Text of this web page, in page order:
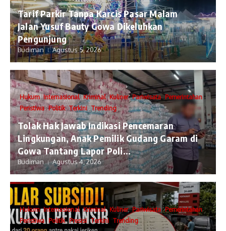
Tarif Parkir Tanpa Karcis Pasar Malam
Jalan Yusuf Bauty Gowa Dikeluhkan
Pengunjung
Budiman Agustus 5, 2026
Hukum Internasional Kriminal Kuliner Pariwisata Pemerintahan
Peristiwa Politik Terkini Trending
Tolak Hak Jawab Indikasi Pencemaran
Lingkungan, Anak Pemilik Gudang Garam di
Gowa Tantang Lapor Poli...
Budiman Agustus 4, 2026
Hukum Internasional Kriminal Kuliner Pariwisata Pemerintahan
Peristiwa Politik Presisi Terkini Trending